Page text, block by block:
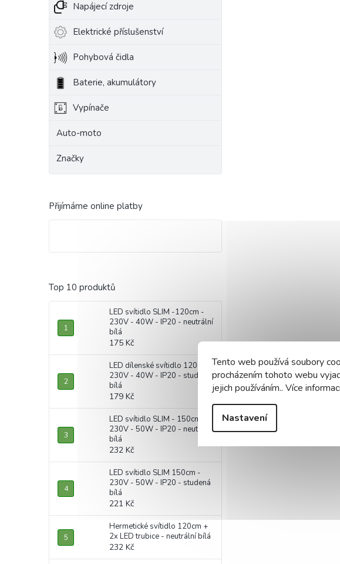
Tento web používá soubory
procházením tohoto webu
jejich používáním.. Více
Nastavení
Napájecí zdroje
Elektrické příslušenství
Pohybová čidla
Baterie, akumulátory
Vypínače
Auto-moto
Značky
Přijímáme online platby
Top 10 produktů
LED svítidlo SLIM -120cm -
230V - 40W - IP20 - neutrální
bílá
175 Kč
LED dílenské svítidlo 120cm -
230V - 40W - IP20 - studená
bílá
179 Kč
LED svítidlo SLIM - 150cm -
230V - 50W - IP20 - neutrální
bílá
232 Kč
LED svítidlo SLIM 150cm -
230V - 50W - IP20 - studená
bílá
221 Kč
Hermetické svítidlo 120cm +
2x LED trubice - neutrální bílá
232 Kč